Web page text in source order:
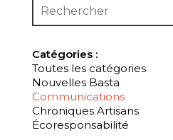
Catégories :
Toutes les catégories
Nouvelles Basta
Communications
Chroniques Artisans
Écoresponsabilité